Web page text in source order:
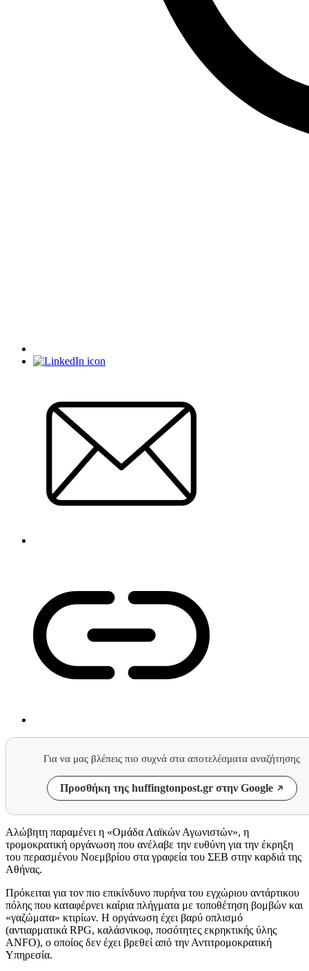
Για να μας βλέπεις πιο συχνά στα αποτελέσματα αναζήτησης
Προσθήκη της huffingtonpost.gr στην Google
Αλώβητη παραμένει η «Ομάδα Λαϊκών Αγωνιστών», η
τρομοκρατική οργάνωση που ανέλαβε την ευθύνη για την έκρηξη
του περασμένου Νοεμβρίου στα γραφεία του ΣΕΒ στην καρδιά της
Αθήνας.
Πρόκειται για τον πιο επικίνδυνο πυρήνα του εγχώριου αντάρτικου
πόλης που καταφέρνει καίρια πλήγματα με τοποθέτηση βομβών και
«γαζώματα» κτιρίων. Η οργάνωση έχει βαρύ οπλισμό
(αντιαρματικά RPG, καλάσνικοφ, ποσότητες εκρηκτικής ύλης
ANFO), ο οποίος δεν έχει βρεθεί από την Αντιτρομοκρατική
Υπηρεσία.